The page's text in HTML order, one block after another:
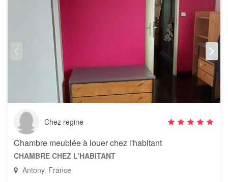
Chez regine
Chambre meublée à louer chez l'habitant
CHAMBRE CHEZ L'HABITANT
Antony, France